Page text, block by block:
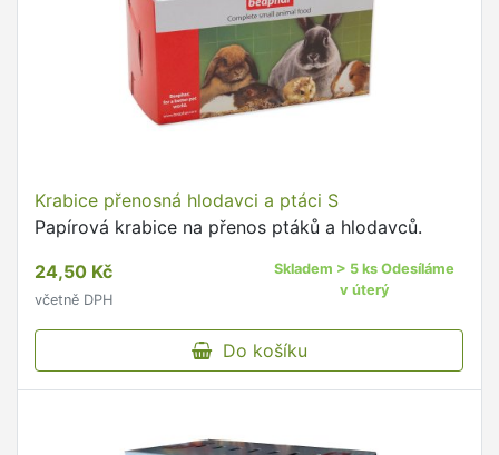
Krabice přenosná hlodavci a ptáci S
Papírová krabice na přenos ptáků a hlodavců.
24,50 Kč
včetně DPH
Skladem > 5 ks Odesíláme
v úterý
Do košíku